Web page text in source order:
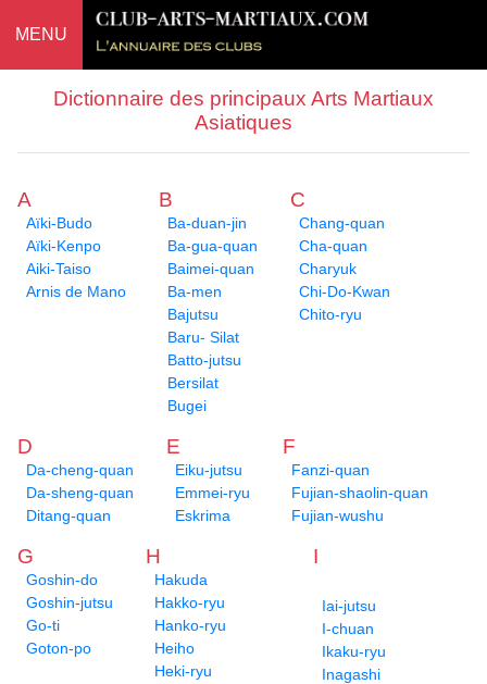
MENU
Dictionnaire des principaux Arts Martiaux
Asiatiques
A
Aïki-Budo
Aïki-Kenpo
Aiki-Taiso
Arnis de Mano
B
Ba-duan-jin
Ba-gua-quan
Baimei-quan
Ba-men
Bajutsu
Baru- Silat
Batto-jutsu
Bersilat
Bugei
C
Chang-quan
Cha-quan
Charyuk
Chi-Do-Kwan
Chito-ryu
D
Da-cheng-quan
Da-sheng-quan
Ditang-quan
E
Eiku-jutsu
Emmei-ryu
Eskrima
F
Fanzi-quan
Fujian-shaolin-quan
Fujian-wushu
G
Goshin-do
Goshin-jutsu
Go-ti
Goton-po
H
Hakuda
Hakko-ryu
Hanko-ryu
Heiho
Heki-ryu
I
Iai-jutsu
I-chuan
Ikaku-ryu
Inagashi